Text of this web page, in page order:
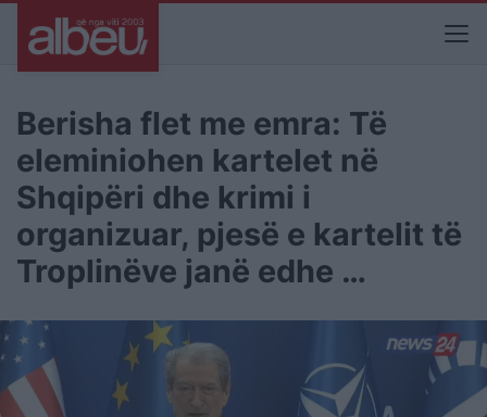
Berisha flet me emra: Të
eleminiohen kartelet në
Shqipëri dhe krimi i
organizuar, pjesë e kartelit të
Troplinëve janë edhe …